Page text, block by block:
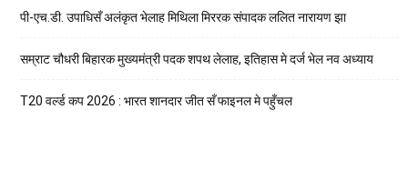
पी-एच.डी. उपाधिसँ अलंकृत भेलाह मिथिला मिररक संपादक ललित नारायण झा
सम्राट चौधरी बिहारक मुख्यमंत्री पदक शपथ लेलाह, इतिहास मे दर्ज भेल नव अध्याय
T20 वर्ल्ड कप 2026 : भारत शानदार जीत सँ फाइनल मे पहुँचल